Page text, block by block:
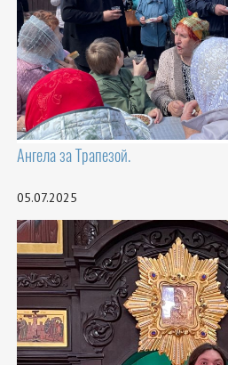
Ангела за Трапезой.
05.07.2025